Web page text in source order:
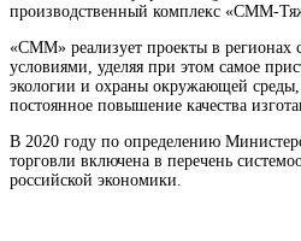
производственный комплекс «СММ-
«СММ» реализует проекты в
условиями, уделяя при этом самое
экологии и охраны окружающей среды,
постоянное повышение качества
В 2020 году по определению
торговли включена в перечень
российской экономики.